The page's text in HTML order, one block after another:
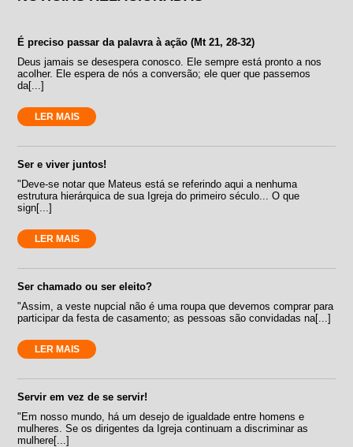
É preciso passar da palavra à ação (Mt 21, 28-32)
Deus jamais se desespera conosco. Ele sempre está pronto a nos
acolher. Ele espera de nós a conversão; ele quer que passemos
da[...]
LER MAIS
Ser e viver juntos!
"Deve-se notar que Mateus está se referindo aqui a nenhuma
estrutura hierárquica de sua Igreja do primeiro século... O que
sign[...]
LER MAIS
Ser chamado ou ser eleito?
"Assim, a veste nupcial não é uma roupa que devemos comprar para
participar da festa de casamento; as pessoas são convidadas na[...]
LER MAIS
Servir em vez de se servir!
"Em nosso mundo, há um desejo de igualdade entre homens e
mulheres. Se os dirigentes da Igreja continuam a discriminar as
mulhere[...]